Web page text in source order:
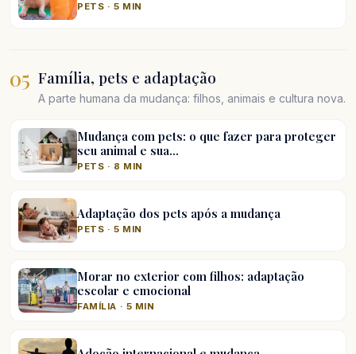
PETS · 5 MIN
05 Família, pets e adaptação
A parte humana da mudança: filhos, animais e cultura nova.
Mudança com pets: o que fazer para proteger
seu animal e sua…
PETS · 8 MIN
Adaptação dos pets após a mudança
PETS · 5 MIN
Morar no exterior com filhos: adaptação
escolar e emocional
FAMÍLIA · 5 MIN